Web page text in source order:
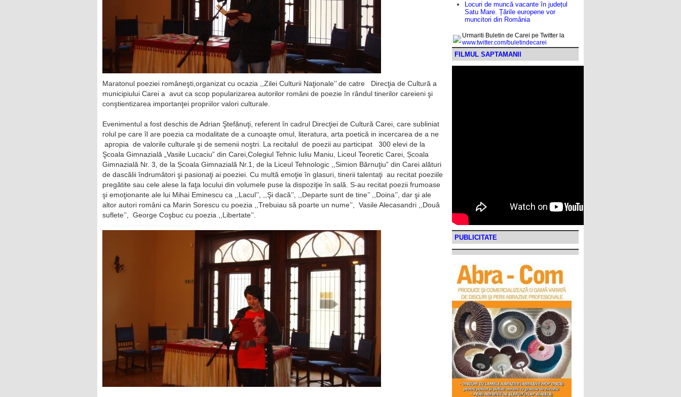
Maratonul poeziei româneşti,organizat cu ocazia ,,Zilei Culturii Naţionale’’ de catre Direcţia de Cultură a
municipiului Carei a avut ca scop popularizarea autorilor români de poezie în rândul tinerilor careieni şi
conştientizarea importanţei propriilor valori culturale.
Evenimentul a fost deschis de Adrian Ştefănuţi, referent în cadrul Direcţiei de Cultură Carei, care subliniat
rolul pe care îl are poezia ca modalitate de a cunoaşte omul, literatura, arta poetică in incercarea de a ne
apropia de valorile culturale şi de semenii noştri. La recitalul de poezii au participat 300 elevi de la
Şcoala Gimnazială „Vasile Lucaciu” din Carei,Colegiul Tehnic Iuliu Maniu, Liceul Teoretic Carei, Școala
Gimnazială Nr. 3, de la Școala Gimnazială Nr.1, de la Liceul Tehnologic ,,Simion Bărnuţiu” din Carei alături
de dascălii îndrumători şi pasionaţi ai poeziei. Cu multă emoţie în glasuri, tinerii talentaţi au recitat poeziile
pregătite sau cele alese la faţa locului din volumele puse la dispoziţie în sală. S-au recitat poezii frumoase
şi emoţionante ale lui Mihai Eminescu ca ,,Lacul’’, ,,Şi dacă’’, ,,Departe sunt de tine’’ ,,Doina’’, dar şi ale
altor autori români ca Marin Sorescu cu poezia ,,Trebuiau să poarte un nume’’, Vasile Alecasandri ,,Două
suflete’’, George Coşbuc cu poezia ,,Libertate’’.
Locuri de muncă vacante în județul
Satu Mare. Țările europene vor
muncitori din România
Urmariti Buletin de Carei pe Twitter la
www.twitter.com/buletindecarei
FILMUL SAPTAMANII
PUBLICITATE